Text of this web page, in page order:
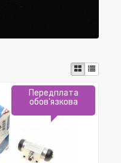
Передплата
обов'язкова